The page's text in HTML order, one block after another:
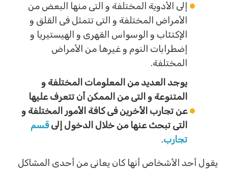
إلى الأدوية المختلفة و التى منها البعض من
الأمراض المختلفة و التى تتمثل فى القلق و
الإكتئاب و الوسواس القهرى و الهيستيريا و
إضطرابات النوم و غيرها من الأمراض
المختلفة.
يوجد العديد من المعلومات المختلفة و
المتنوعة و التى من الممكن أن تتعرف عليها
عن تجارب الأخرين فى كافة الأمور المختلفة و
التى تبحث عنها من خلال الدخول إلى قسم
تجارب.
يقول أحد الأشخاص أنها كان يعانى من أحدى المشاكل